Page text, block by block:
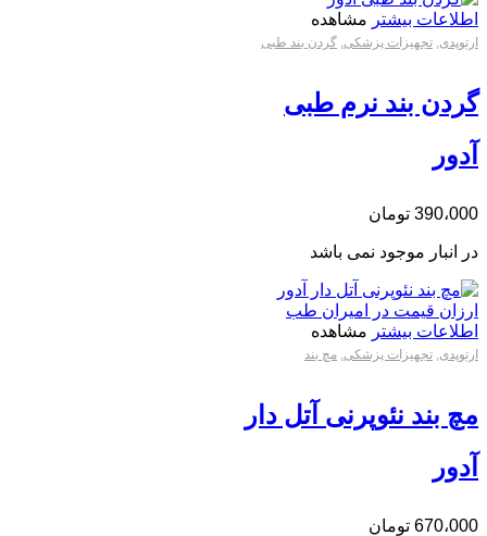
اطلاعات بیشتر مشاهده
ارتوپدی, تجهیزات پزشکی, گردن بند طبی
گردن بند نرم طبی
آدور
390،000 تومان
در انبار موجود نمی باشد
اطلاعات بیشتر مشاهده
ارتوپدی, تجهیزات پزشکی, مچ بند
مچ بند نئوپرنی آتل دار
آدور
670،000 تومان